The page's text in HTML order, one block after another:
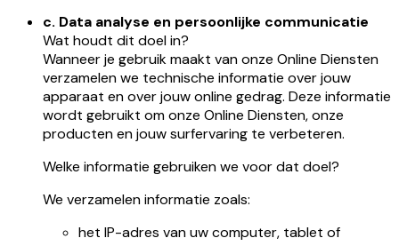
c. Data analyse en persoonlijke communicatie
Wat houdt dit doel in?
Wanneer je gebruik maakt van onze Online Diensten
verzamelen we technische informatie over jouw
apparaat en over jouw online gedrag. Deze informatie
wordt gebruikt om onze Online Diensten, onze
producten en jouw surfervaring te verbeteren.
Welke informatie gebruiken we voor dat doel?
We verzamelen informatie zoals:
het IP-adres van uw computer, tablet of